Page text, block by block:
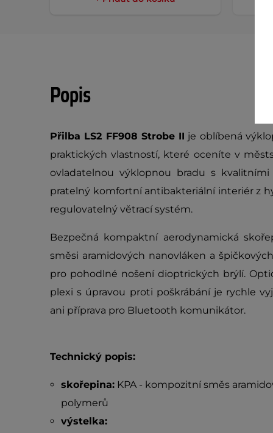
Popis
Přilba LS2 FF908 Strobe II je oblíbená
praktických vlastností, které oceníte v
ovladatelnou výklopnou bradu s
pratelný komfortní antibakteriální interiér z
regulovatelný větrací systém.
Bezpečná kompaktní aerodynamická
směsi aramidových nanovláken a
pro pohodlné nošení dioptrických brýlí.
plexi s úpravou proti poškrábání je rychle
ani příprava pro Bluetooth komunikátor.
Technický popis:
skořepina:KPA - kompozitní směs
polymerů
výstelka: